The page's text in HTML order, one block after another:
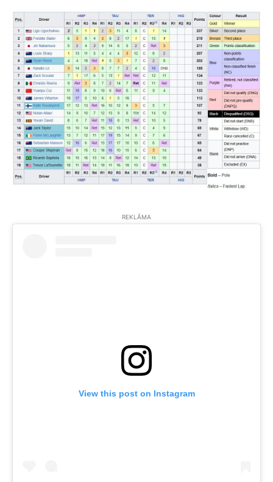
REKLĀMA
View this post on Instagram